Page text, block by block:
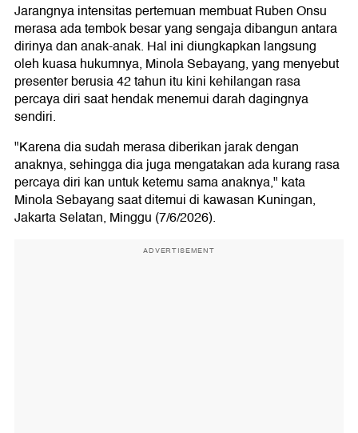
Jarangnya intensitas pertemuan membuat Ruben Onsu
merasa ada tembok besar yang sengaja dibangun antara
dirinya dan anak-anak. Hal ini diungkapkan langsung
oleh kuasa hukumnya, Minola Sebayang, yang menyebut
presenter berusia 42 tahun itu kini kehilangan rasa
percaya diri saat hendak menemui darah dagingnya
sendiri.
"Karena dia sudah merasa diberikan jarak dengan
anaknya, sehingga dia juga mengatakan ada kurang rasa
percaya diri kan untuk ketemu sama anaknya," kata
Minola Sebayang saat ditemui di kawasan Kuningan,
Jakarta Selatan, Minggu (7/6/2026).
ADVERTISEMENT